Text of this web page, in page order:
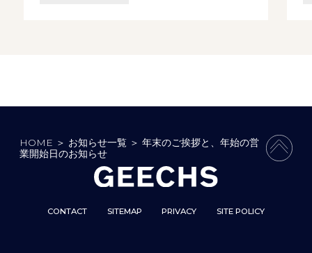
HOME ＞ お知らせ一覧＞ 年末のご挨拶と、年始の営
業開始日のお知らせ
CONTACT SITEMAP PRIVACY SITE POLICY